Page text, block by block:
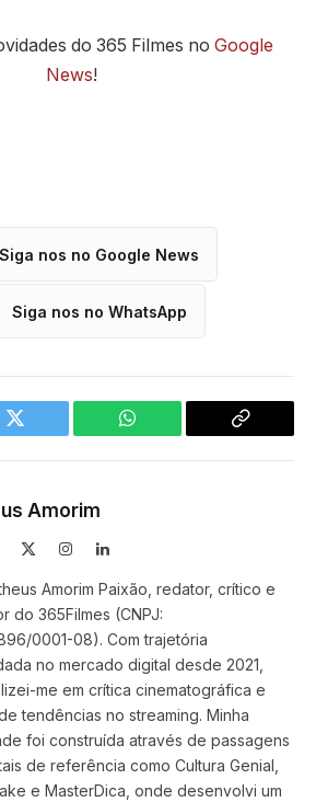
do 365 Filmes no Google
News!
Siga nos no Google News
Siga nos no WhatsApp
Twitter WhatsApp
Copy
Amorim
InstagramLinkedIn
Amorim Paixão, redator, crítico e
do 365Filmes (CNPJ:
0001-08). Com trajetória
no mercado digital desde 2021,
me em crítica cinematográfica e
tendências no streaming. Minha
foi construída através de passagens
de referência como Cultura Genial,
e MasterDica, onde desenvolvi um